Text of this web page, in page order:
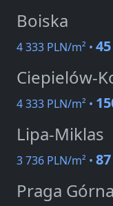
Boiska
4 333 PLN/m² •
Ciepielów-
4 333 PLN/m² •
Lipa-Miklas
3 736 PLN/m² •
Praga Górna